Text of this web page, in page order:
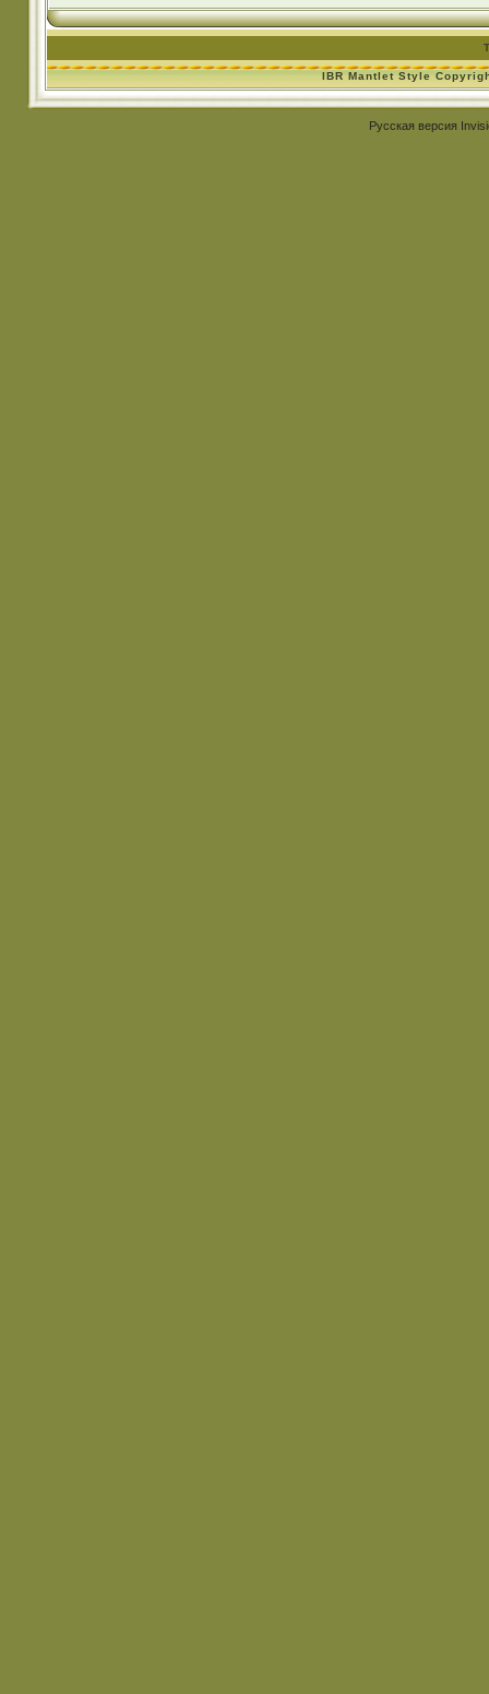
IBR Mantlet Style
Русская версия